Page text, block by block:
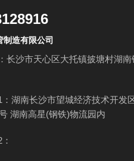
制造有限公司
长沙市天心区大托镇披塘村湖南
湖南长沙市望城经济技术开发
湖南高星(钢铁)物流园内